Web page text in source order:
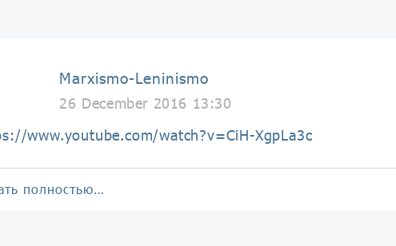
Marxismo-Leninismo
26 December 2016 13:30
www.youtube.com/watch?v=CiH-XgpLa3c
полностью…